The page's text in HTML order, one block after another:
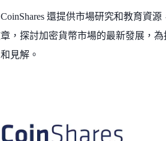
還提供市場研究和教育資源
，探討加密貨幣市場的最新發展，為
見解。